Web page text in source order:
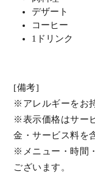
デザート
コーヒー
1ドリンク
[備考]
※アレルギーをお
※表示価格はサー
金・サービス料を
※メニュー・時間
ございます。